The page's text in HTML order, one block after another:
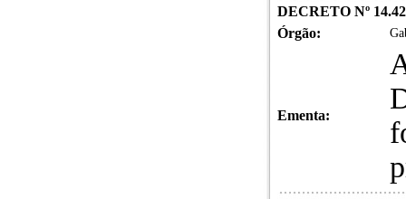
DECRETO Nº
Órgão:
Ementa: